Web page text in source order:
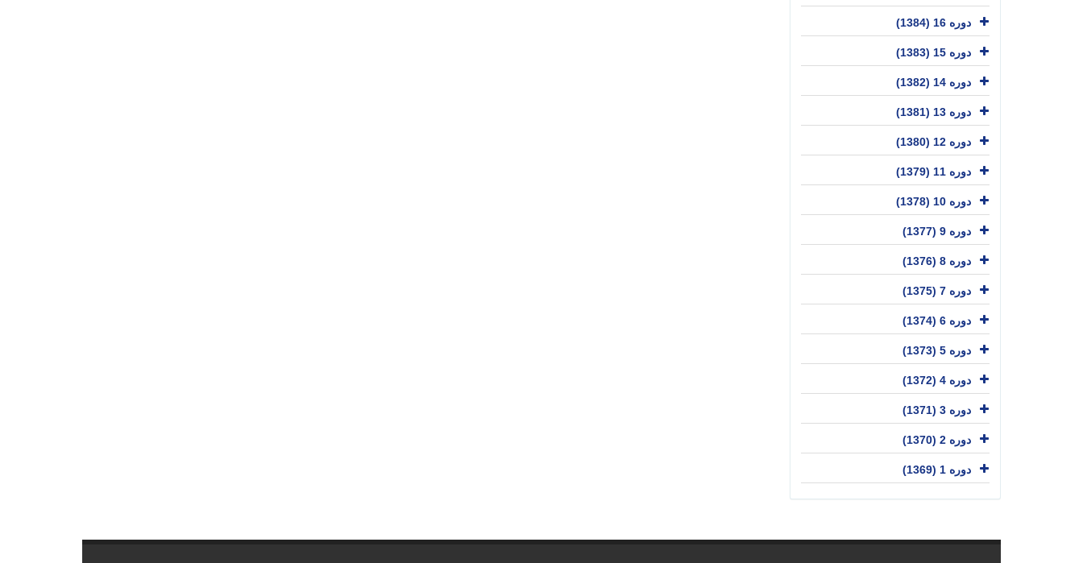
دوره 16 (1384)
دوره 15 (1383)
دوره 14 (1382)
دوره 13 (1381)
دوره 12 (1380)
دوره 11 (1379)
دوره 10 (1378)
دوره 9 (1377)
دوره 8 (1376)
دوره 7 (1375)
دوره 6 (1374)
دوره 5 (1373)
دوره 4 (1372)
دوره 3 (1371)
دوره 2 (1370)
دوره 1 (1369)